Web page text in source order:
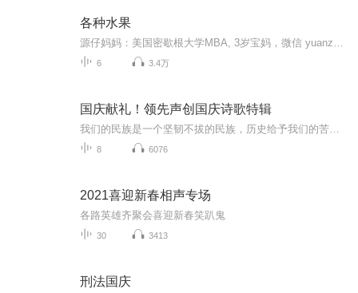
各种水果
6 3.4万
国庆献礼！领先声创国庆诗歌特辑
8 6076
2021喜迎新春相声专场
各路英雄齐聚会喜迎新春笑趴鬼
30 3413
刑法国庆